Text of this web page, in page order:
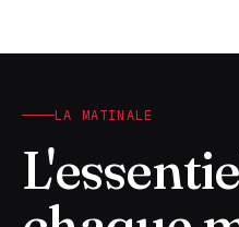
LA MATINALE